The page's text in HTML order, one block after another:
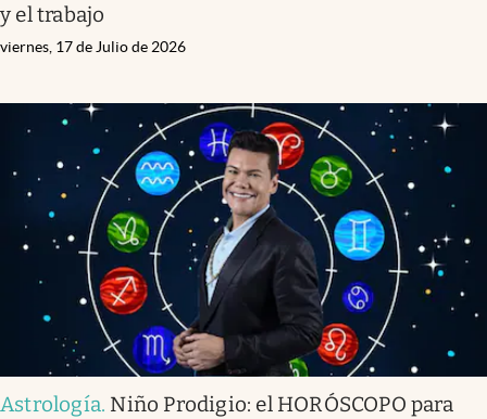
y el trabajo
viernes, 17 de Julio de 2026
Astrología. Niño Prodigio: el HORÓSCOPO para